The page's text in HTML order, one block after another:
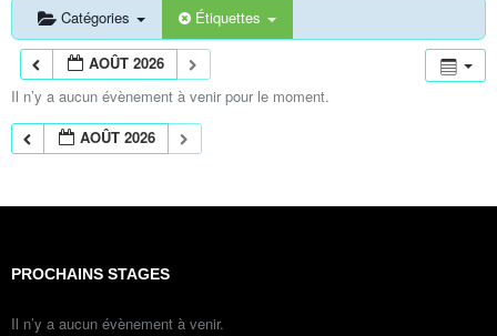
Catégories Étiquettes
AOÛT 2026
Il n’y a aucun évènement à venir pour le moment.
AOÛT 2026
PROCHAINS STAGES
Il n’y a aucun évènement à venir.